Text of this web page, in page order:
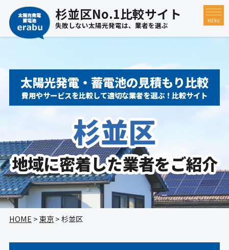
MENU
杉並区No.1比較サイト
失敗しない太陽光発電は、業者を選ぶ
太陽光発電・蓄電池の見積もり比較
費用やサービスを比較して適切な業者を選ぶ！比較サイト
杉並区
地域に密着した業者をご紹介
HOME >東京> 杉並区